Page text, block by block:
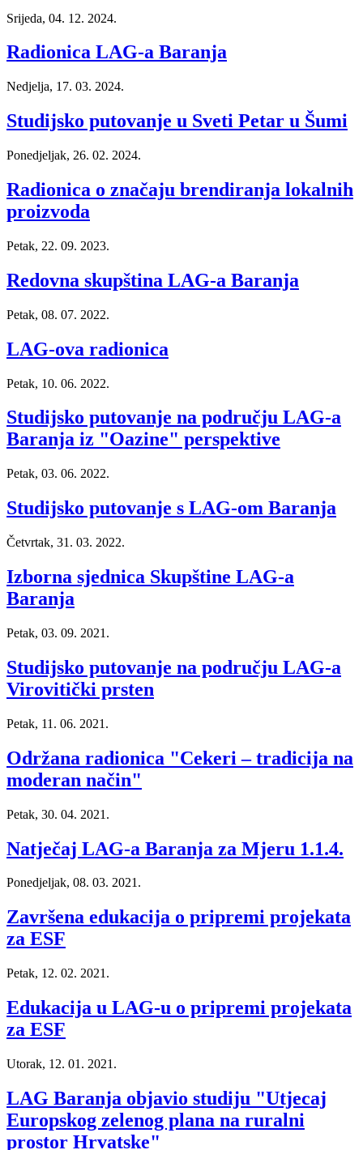
Srijeda, 04. 12. 2024.
Radionica LAG-a Baranja
Nedjelja, 17. 03. 2024.
Studijsko putovanje u Sveti Petar u Šumi
Ponedjeljak, 26. 02. 2024.
Radionica o značaju brendiranja lokalnih
proizvoda
Petak, 22. 09. 2023.
Redovna skupština LAG-a Baranja
Petak, 08. 07. 2022.
LAG-ova radionica
Petak, 10. 06. 2022.
Studijsko putovanje na području LAG-a
Baranja iz "Oazine" perspektive
Petak, 03. 06. 2022.
Studijsko putovanje s LAG-om Baranja
Četvrtak, 31. 03. 2022.
Izborna sjednica Skupštine LAG-a
Baranja
Petak, 03. 09. 2021.
Studijsko putovanje na području LAG-a
Virovitički prsten
Petak, 11. 06. 2021.
Održana radionica "Cekeri – tradicija na
moderan način"
Petak, 30. 04. 2021.
Natječaj LAG-a Baranja za Mjeru 1.1.4.
Ponedjeljak, 08. 03. 2021.
Završena edukacija o pripremi projekata
za ESF
Petak, 12. 02. 2021.
Edukacija u LAG-u o pripremi projekata
za ESF
Utorak, 12. 01. 2021.
LAG Baranja objavio studiju "Utjecaj
Europskog zelenog plana na ruralni
prostor Hrvatske"